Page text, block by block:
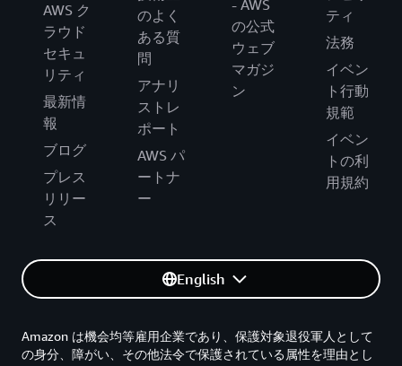
AWS ク
ラウド
セキュ
リティ
最新情
報
ブログ
プレス
リリー
ス
のよく
ある質
問
アナリ
ストレ
ポート
AWS パ
ートナ
ー
- AWS
の公式
ウェブ
マガジ
ン
ティ
法務
イベン
ト行動
規範
イベン
トの利
用規約
English
Amazon は機会均等雇用企業であり、保護対象退役軍人として
の身分、障がい、その他法令で保護されている属性を理由とし